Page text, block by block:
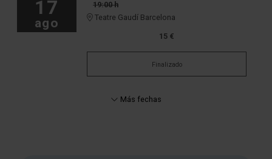
17
ago
19:00 h
Teatre Gaudí Barcelona
15 €
Finalizado
Más fechas